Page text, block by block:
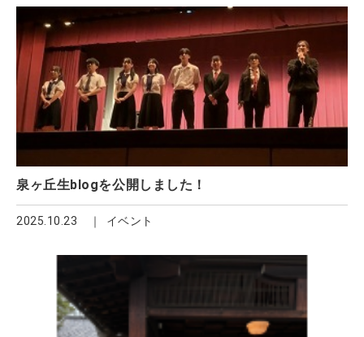
泉ヶ丘生blogを公開しました！
2025.10.23 イベント